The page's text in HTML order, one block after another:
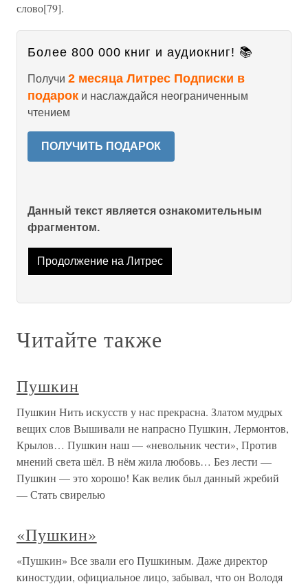
слово[79].
Более 800 000 книг и аудиокниг! 📚
Получи 2 месяца Литрес Подписки в
подарок и наслаждайся неограниченным
чтением
ПОЛУЧИТЬ ПОДАРОК
Данный текст является ознакомительным
фрагментом.
Продолжение на Литрес
Читайте также
Пушкин
Пушкин Нить искусств у нас прекрасна. Златом мудрых
вещих слов Вышивали не напрасно Пушкин, Лермонтов,
Крылов… Пушкин наш — «невольник чести», Против
мнений света шёл. В нём жила любовь… Без лести —
Пушкин — это хорошо! Как велик был данный жребий
— Стать свирелью
«Пушкин»
«Пушкин» Все звали его Пушкиным. Даже директор
киностудии, официальное лицо, забывал, что он Володя